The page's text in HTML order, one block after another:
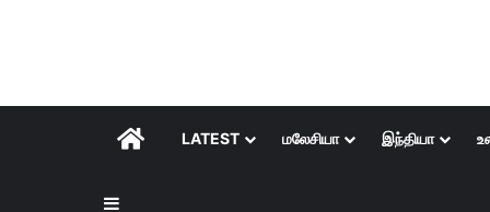
HOMELATEST மலேசியா இந்தியா